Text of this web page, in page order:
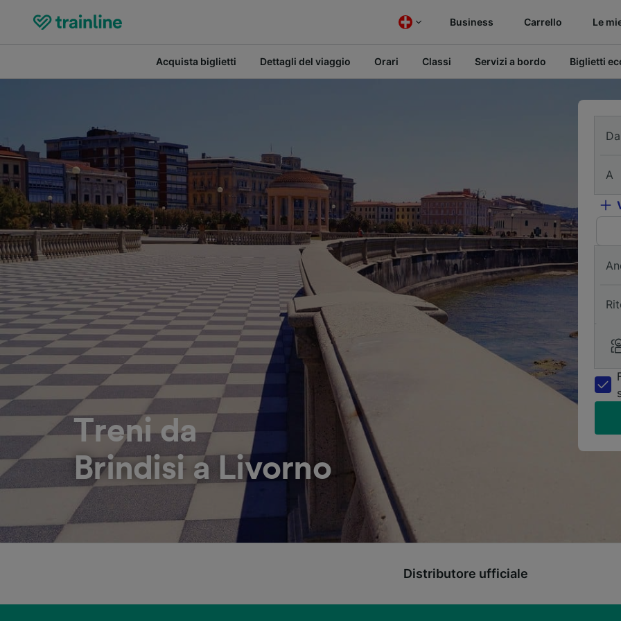
Business Carrello Le
Acquista biglietti Dettagli del viaggio Orari Classi Servizi a bordo Biglietti
Treni da
Brindisi a Livorno
Da
A
Distributore ufficiale